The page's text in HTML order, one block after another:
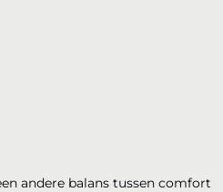
andere balans tussen comfort